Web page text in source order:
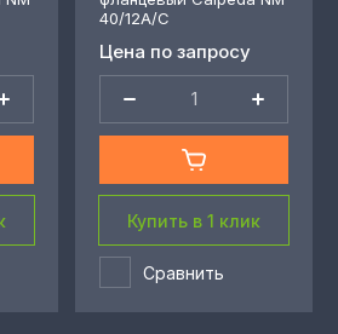
40/12A/C
Цена по запросу
Купить в 1 клик
Сравнить